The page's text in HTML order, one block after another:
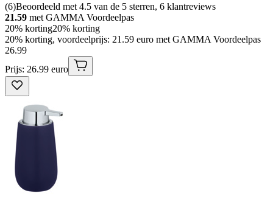
(6)Beoordeeld met 4.5 van de 5 sterren, 6 klantreviews
21.59 met GAMMA Voordeelpas
20% korting20% korting
20% korting, voordeelprijs: 21.59 euro met GAMMA Voordeelpas
26.99
Prijs: 26.99 euro